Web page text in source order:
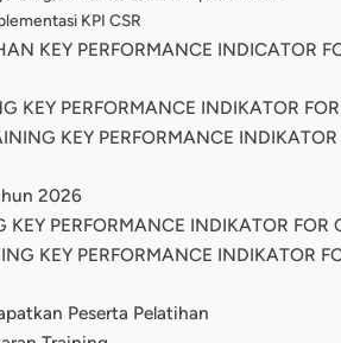
KPI CSR
KEY PERFORMANCE INDICATOR
KEY PERFORMANCE INDIKATOR
KEY PERFORMANCE
2026
KEY PERFORMANCE INDIKATOR FOR
KEY PERFORMANCE INDIKATOR
Peserta Pelatihan